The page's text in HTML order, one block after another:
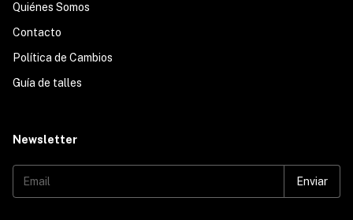
Quiénes Somos
Contacto
Política de Cambios
Guía de talles
Newsletter